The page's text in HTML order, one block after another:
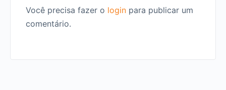
Você precisa fazer o login para publicar um
comentário.